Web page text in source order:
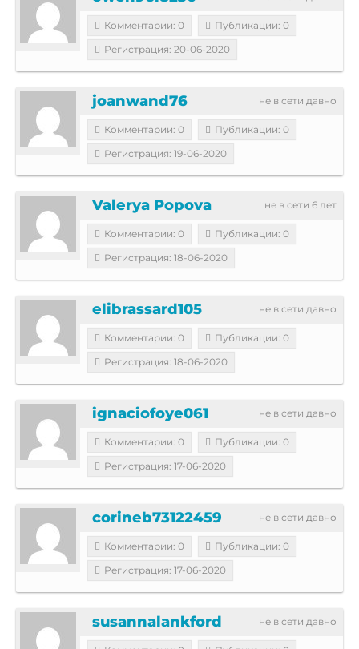
Комментарии: 0
Публикации: 0
Регистрация: 20-06-2020
не в сети давно
joanwand76
Комментарии: 0
Публикации: 0
Регистрация: 19-06-2020
не в сети 6 лет
Valerya Popova
Комментарии: 0
Публикации: 0
Регистрация: 18-06-2020
не в сети давно
elibrassard105
Комментарии: 0
Публикации: 0
Регистрация: 18-06-2020
не в сети давно
ignaciofoye061
Комментарии: 0
Публикации: 0
Регистрация: 17-06-2020
не в сети давно
corineb73122459
Комментарии: 0
Публикации: 0
Регистрация: 17-06-2020
не в сети давно
susannalankford